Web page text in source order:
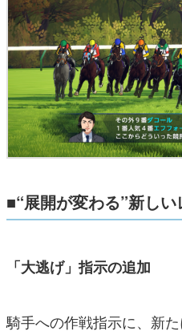
■“展開が変わる”新し
「大逃げ」指示の追加
騎手への作戦指示に、新